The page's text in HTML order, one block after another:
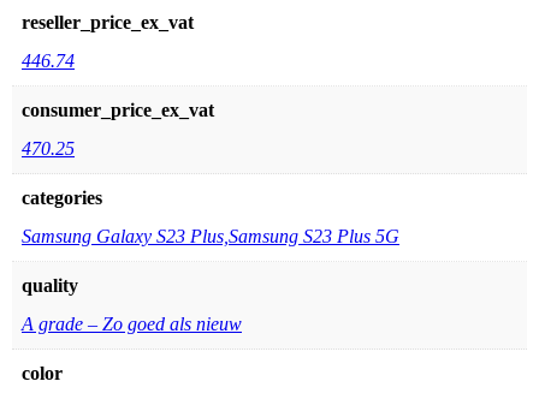
reseller_price_ex_vat
446.74
consumer_price_ex_vat
470.25
categories
Samsung Galaxy S23 Plus,Samsung S23 Plus 5G
quality
A grade – Zo goed als nieuw
color